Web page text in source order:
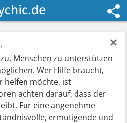
×
,
Menschen zu unterstützen
Wer Hilfe braucht,
helfen möchte, ist
achten darauf, dass der
Für eine angenehme
ermutigende und